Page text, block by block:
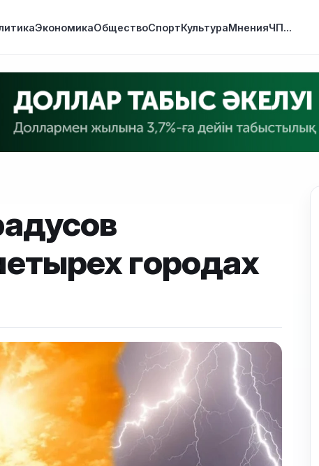
ЭкономикаОбществоСпортКультураМненияЧП...
городах